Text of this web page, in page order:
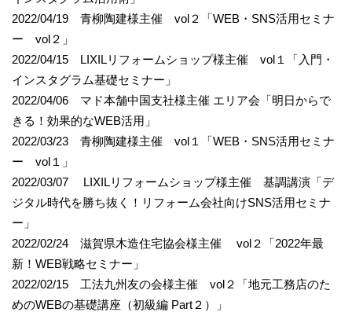
2022/04/19 青柳陶建様主催 vol２「WEB・SNS活用セミナ
ー vol２」
2022/04/15 LIXILリフォームショップ様主催 vol１「入門・
インスタグラム基礎セミナー」
2022/04/06 マド本舗中国支社様主催 エリア会「明日からで
きる！効果的なWEB活用」
2022/03/23 青柳陶建様主催 vol１「WEB・SNS活用セミナ
ー vol１」
2022/03/07 LIXILリフォームショップ様主催 基調講演「デ
ジタル時代を勝ち抜く！リフォーム会社向けSNS活用セミナ
ー」
2022/02/24 滋賀県木造住宅協会様主催 vol２「2022年最
新！WEB戦略セミナー」
2022/02/15 工法九州友の会様主催 vol２「地元工務店のた
めのWEBの基礎講座（初級編 Part２）」